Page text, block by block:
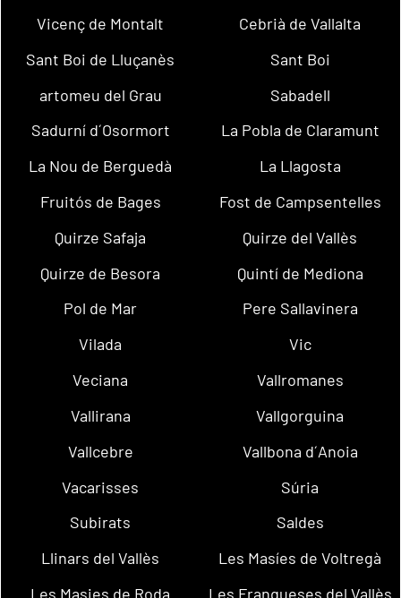
Vicenç de Montalt
Cebrià de Vallalta
Sant Boi de Lluçanès
Sant Boi
artomeu del Grau
Sabadell
Sadurní d´Osormort
La Pobla de Claramunt
La Nou de Berguedà
La Llagosta
Fruitós de Bages
Fost de Campsentelles
Quirze Safaja
Quirze del Vallès
Quirze de Besora
Quintí de Mediona
Pol de Mar
Pere Sallavinera
Vilada
Vic
Veciana
Vallromanes
Vallirana
Vallgorguina
Vallcebre
Vallbona d´Anoia
Vacarisses
Súria
Subirats
Saldes
Llinars del Vallès
Les Masíes de Voltregà
Les Masies de Roda
Les Franqueses del Vallès